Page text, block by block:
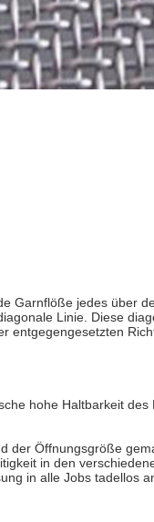
Garnflöße jedes über
Linie. Diese
entgegengesetzten
hohe Haltbarkeit des
der Öffnungsgröße
in den
in alle Jobs tadellos